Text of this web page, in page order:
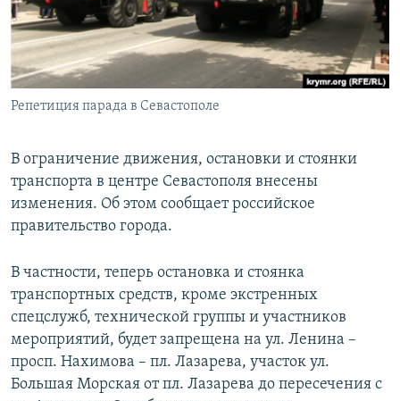
ПОБЕДИТЕЛЕЙ НЕ СУДЯТ?
КРЫМ.НЕПОКОРЕННЫЙ
ELIFBE
УКРАИНСКАЯ ПРОБЛЕМА КРЫМА
ПРИСОЕДИНЯЙТЕСЬ!
Репетиция парада в Севастополе
В ограничение движения, остановки и стоянки
транспорта в центре Севастополя внесены
изменения. Об этом сообщает российское
правительство города.
В частности, теперь остановка и стоянка
транспортных средств, кроме экстренных
спецслужб, технической группы и участников
мероприятий, будет запрещена на ул. Ленина –
просп. Нахимова – пл. Лазарева, участок ул.
Большая Морская от пл. Лазарева до пересечения с